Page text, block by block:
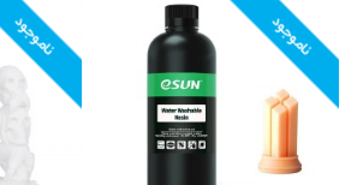
ناموجود ناموجود